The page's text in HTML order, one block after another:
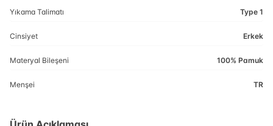
Yıkama Talimatı Type 1
Cinsiyet Erkek
Materyal Bileşeni 100% Pamuk
Menşei TR